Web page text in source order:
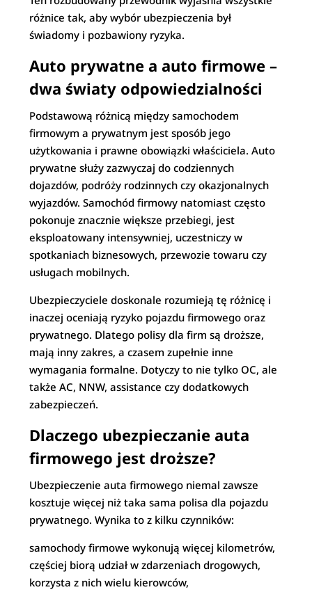
różnice tak, aby wybór ubezpieczenia był
świadomy i pozbawiony ryzyka.
Auto prywatne a auto firmowe –
dwa światy odpowiedzialności
Podstawową różnicą między samochodem
firmowym a prywatnym jest sposób jego
użytkowania i prawne obowiązki właściciela. Auto
prywatne służy zazwyczaj do codziennych
dojazdów, podróży rodzinnych czy okazjonalnych
wyjazdów. Samochód firmowy natomiast często
pokonuje znacznie większe przebiegi, jest
eksploatowany intensywniej, uczestniczy w
spotkaniach biznesowych, przewozie towaru czy
usługach mobilnych.
Ubezpieczyciele doskonale rozumieją tę różnicę i
inaczej oceniają ryzyko pojazdu firmowego oraz
prywatnego. Dlatego polisy dla firm są droższe,
mają inny zakres, a czasem zupełnie inne
wymagania formalne. Dotyczy to nie tylko OC, ale
także AC, NNW, assistance czy dodatkowych
zabezpieczeń.
Dlaczego ubezpieczanie auta
firmowego jest droższe?
Ubezpieczenie auta firmowego niemal zawsze
kosztuje więcej niż taka sama polisa dla pojazdu
prywatnego. Wynika to z kilku czynników:
samochody firmowe wykonują więcej kilometrów,
częściej biorą udział w zdarzeniach drogowych,
korzysta z nich wielu kierowców,